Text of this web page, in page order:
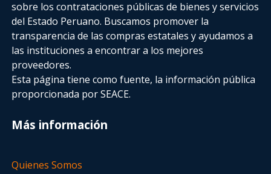
sobre los contrataciones públicas de bienes y servicios
del Estado Peruano. Buscamos promover la
transparencia de las compras estatalesy ayudamos a
las instituciones a encontrar a los mejores
proveedores.
Esta página tiene como fuente, la información pública
proporcionada por SEACE.
Más información
Quienes Somos